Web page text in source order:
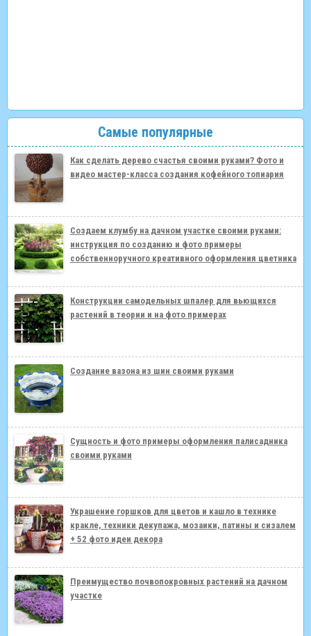
Самые популярные
Как сделать дерево счастья своими руками? Фото и
видео мастер-класса создания кофейного топиария
Создаем клумбу на дачном участке своими руками:
инструкция по созданию и фото примеры
собственноручного креативного оформления цветника
Конструкции самодельных шпалер для вьющихся
растений в теории и на фото примерах
Создание вазона из шин своими руками
Сущность и фото примеры оформления палисадника
своими руками
Украшение горшков для цветов и кашло в технике
кракле, техники декупажа, мозаики, патины и сизалем
+ 52 фото идеи декора
Преимущество почвопокровных растений на дачном
участке